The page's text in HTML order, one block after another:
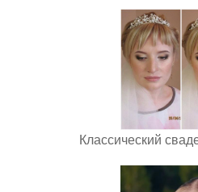
Классический